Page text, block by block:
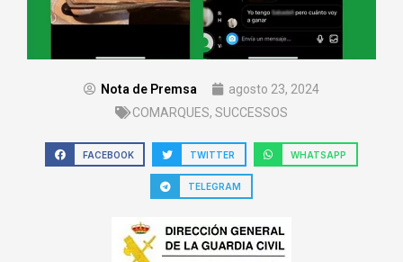
Nota de Premsa
agosto 23, 2024
COMARQUES, SUCCESSOS
FACEBOOK TWITTER WHATSAPP
TELEGRAM